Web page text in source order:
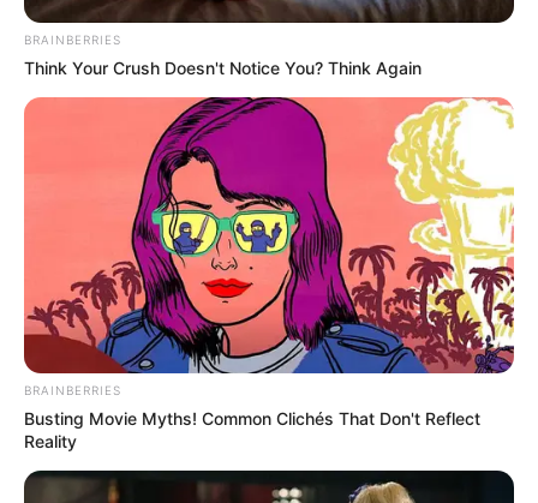
BRAINBERRIES
Think Your Crush Doesn't Notice You? Think Again
BRAINBERRIES
Busting Movie Myths! Common Clichés That Don't Reflect
Reality